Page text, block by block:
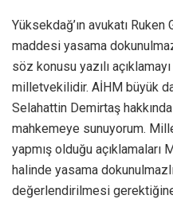
Yüksekdağ’ın avukatı Ruken
maddesi yasama
söz konusu yazılı
milletvekilidir. AİHM büyük
Selahattin Demirtaş
mahkemeye sunuyorum.
yapmış olduğu açıklamaları
halinde yasama
değerlendirilmesi